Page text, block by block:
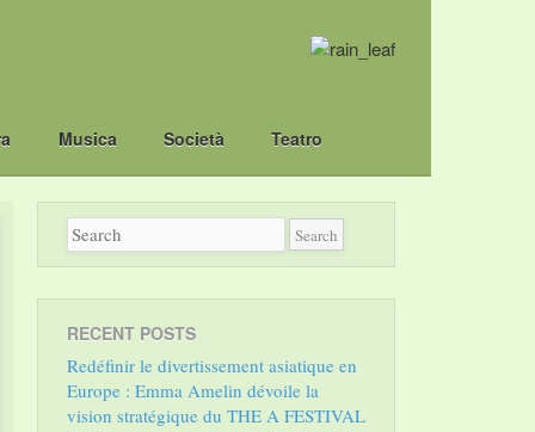
Musica Società Teatro
RECENT POSTS
Redéfinir le divertissement asiatique en
Europe : Emma Amelin dévoile la
vision stratégique du THE A FESTIVAL